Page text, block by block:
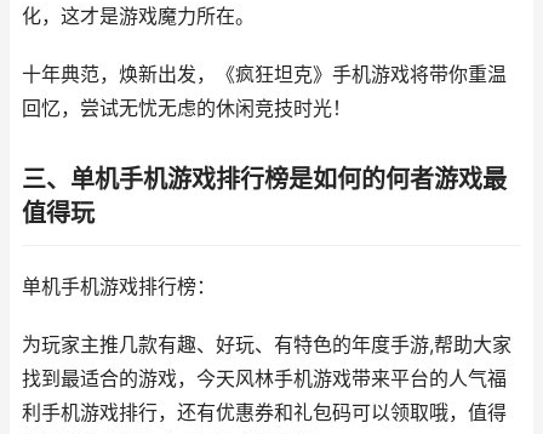
化，这才是游戏魔力所在。
十年典范，焕新出发，《疯狂坦克》手机游戏将带你重温
回忆，尝试无忧无虑的休闲竞技时光！
三、单机手机游戏排行榜是如何的何者游戏最
值得玩
单机手机游戏排行榜：
为玩家主推几款有趣、好玩、有特色的年度手游,帮助大家
找到最适合的游戏，今天风林手机游戏带来平台的人气福
利手机游戏排行，还有优惠券和礼包码可以领取哦，值得